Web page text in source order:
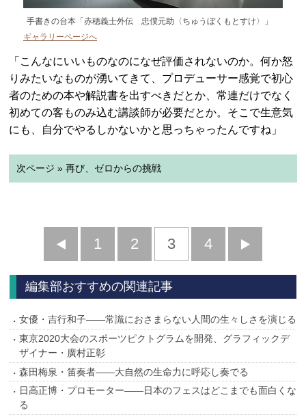
手書きの台本「赤穂義士外伝 忠僕元助〈ちゅうぼくもとすけ〉」
ギャラリーページへ
「こんなにいいものなのになぜ評価されないのか。何か怒
りみたいなものが湧いてきて、プロデューサー感覚で初心
者のための本や解説書を出すべきだとか、常連だけでなく
初めての客ものみ込む講談師が必要だとか。そこで生意気
にも、自分でやるしかないかと思っちゃったんですね」
次ページ » 再び、ゼロからの挑戦
前
へ
1 2 3 4
へ
編集部おすすめの関連記事
女優・吉行和子――常識におさまらない人間の生々しさを演じる
東京2020大会のスポーツピクトグラムを開発、グラフィックデ
ザイナー・廣村正彰
森田梅泉・笛奏者――大自然の生命力に呼応し奏でる
日高正博・プロモーター――日本のフェスはどこまでも面白くな
る